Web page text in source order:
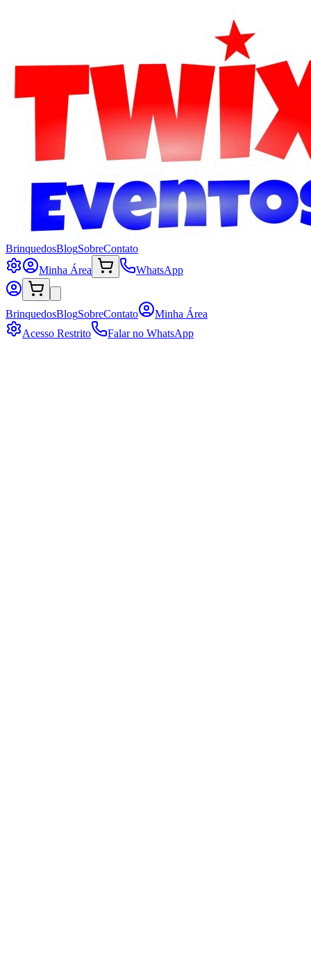
BrinquedosBlogSobreContato
Minha Área
WhatsApp
BrinquedosBlogSobreContato
Minha Área
Acesso Restrito
Falar no WhatsApp